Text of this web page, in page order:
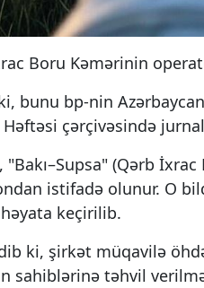
Boru Kəmərinin
bunu bp-nin
çərçivəsində
(Qərb
istifadə olunur. O
keçirilib.
ki, şirkət müqavilə
sahiblərinə təhvil